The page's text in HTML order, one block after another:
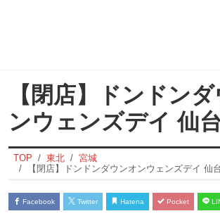
【閉店】ドンドン
ンウェンズデイ 仙
TOP 東北
宮城
【閉店】ドンドンダウンオンウェンズデイ 仙
Facebook Twitter Hatena Pocket